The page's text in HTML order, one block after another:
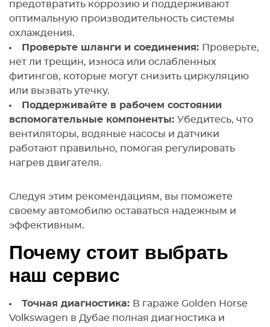
предотвратить коррозию и поддерживают
оптимальную производительность системы
охлаждения.
Проверьте шланги и соединения: Проверьте,
нет ли трещин, износа или ослабленных
фитингов, которые могут снизить циркуляцию
или вызвать утечку.
Поддерживайте в рабочем состоянии
вспомогательные компоненты: Убедитесь, что
вентиляторы, водяные насосы и датчики
работают правильно, помогая регулировать
нагрев двигателя.
Следуя этим рекомендациям, вы поможете
своему автомобилю оставаться надежным и
эффективным.
Почему стоит выбрать
наш сервис
Точная диагностика: В гараже Golden Horse
Volkswagen в Дубае полная диагностика и